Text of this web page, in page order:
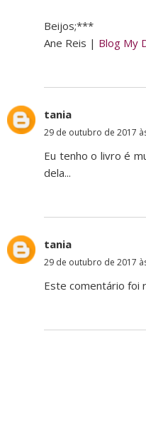
Beijos;***
Ane Reis | Blog My
tania
29 de outubro de 2017
Eu tenho o livro é
dela...
tania
29 de outubro de 2017
Este comentário foi